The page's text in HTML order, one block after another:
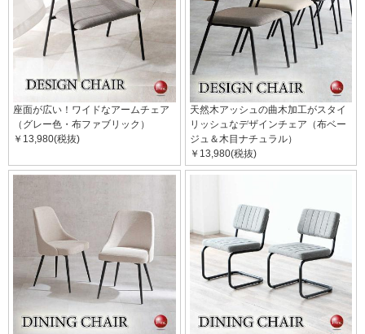
座面が広い！ワイドなアームチェア
（グレー色・布ファブリック）
￥13,980(税抜)
天然木アッシュの曲木加工がスタイ
リッシュなデザインチェア（布ベー
ジュ＆木目ナチュラル）
￥13,980(税抜)